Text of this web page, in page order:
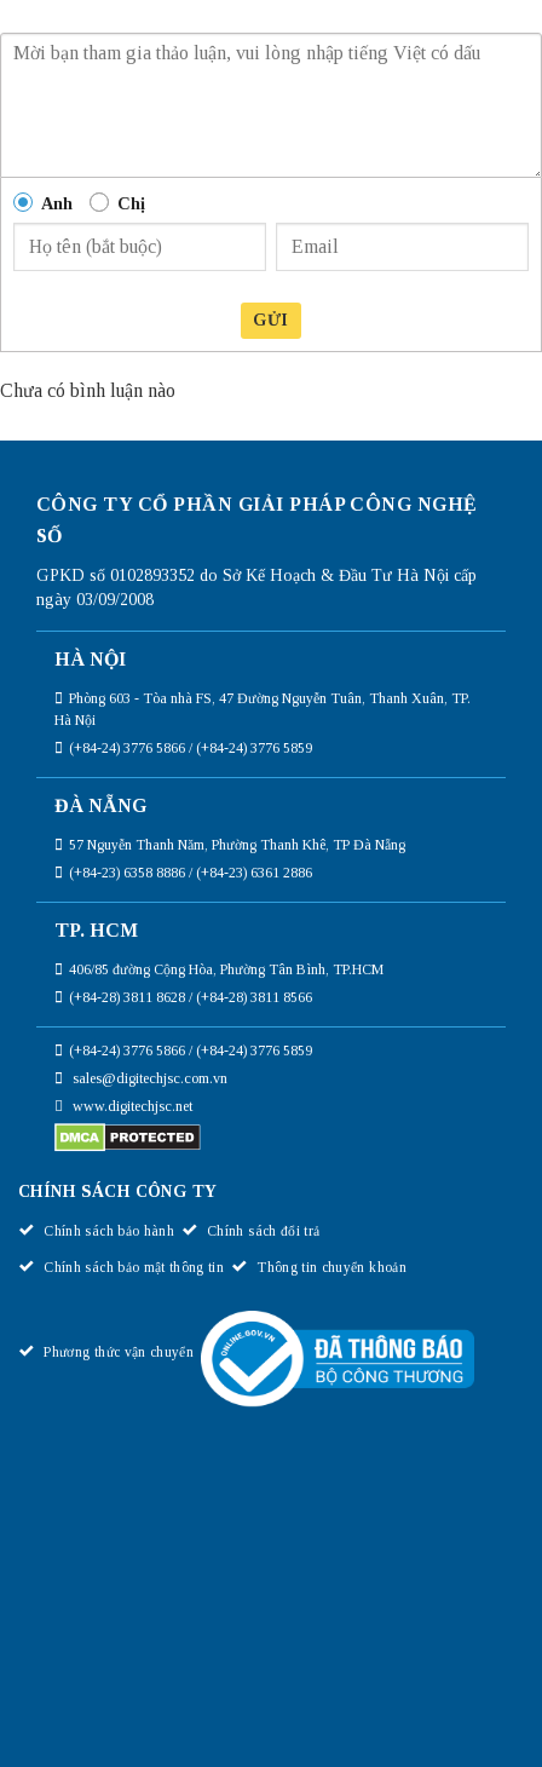
Anh Chị
GỬI
Chưa có bình luận nào
CÔNG TY CỔ PHẦN GIẢI PHÁP CÔNG NGHỆ
SỐ
GPKD số 0102893352 do Sở Kế Hoạch & Đầu Tư Hà Nội cấp
ngày 03/09/2008
HÀ NỘI
Phòng 603 - Tòa nhà FS, 47 Đường Nguyễn Tuân, Thanh Xuân, TP.
Hà Nội
(+84-24) 3776 5866 / (+84-24) 3776 5859
ĐÀ NẴNG
57 Nguyễn Thanh Năm, Phường Thanh Khê, TP Đà Nẵng
(+84-23) 6358 8886 / (+84-23) 6361 2886
TP. HCM
406/85 đường Cộng Hòa, Phường Tân Bình, TP.HCM
(+84-28) 3811 8628 / (+84-28) 3811 8566
(+84-24) 3776 5866 / (+84-24) 3776 5859
sales@digitechjsc.com.vn
www.digitechjsc.net
CHÍNH SÁCH CÔNG TY
Chính sách bảo hành Chính sách đổi trả
Chính sách bảo mật thông tin Thông tin chuyển khoản
Phương thức vận chuyển